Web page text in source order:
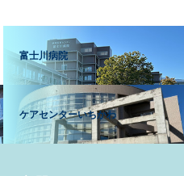
富士川病院
ケアセンターいちかわ